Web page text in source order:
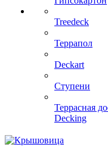
Treedeck
Террапол
Deckart
Ступени
Террасная
Decking